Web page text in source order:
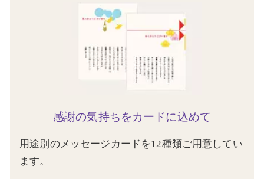
感謝の気持ちをカードに込めて
用途別のメッセージカードを12種類ご用意してい
ます。